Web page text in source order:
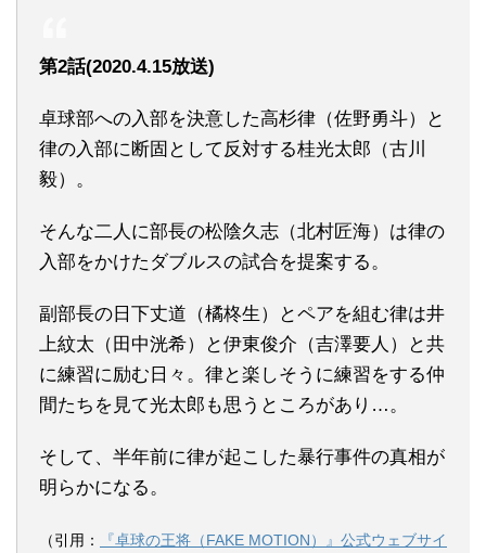
第2話(2020.4.15放送)
卓球部への入部を決意した高杉律（佐野勇斗）と
律の入部に断固として反対する桂光太郎（古川
毅）。
そんな二人に部長の松陰久志（北村匠海）は律の
入部をかけたダブルスの試合を提案する。
副部長の日下丈道（橘柊生）とペアを組む律は井
上紋太（田中洸希）と伊東俊介（吉澤要人）と共
に練習に励む日々。律と楽しそうに練習をする仲
間たちを見て光太郎も思うところがあり…。
そして、半年前に律が起こした暴行事件の真相が
明らかになる。
（引用：
『卓球の王将（FAKE MOTION）』公式ウェブサイ